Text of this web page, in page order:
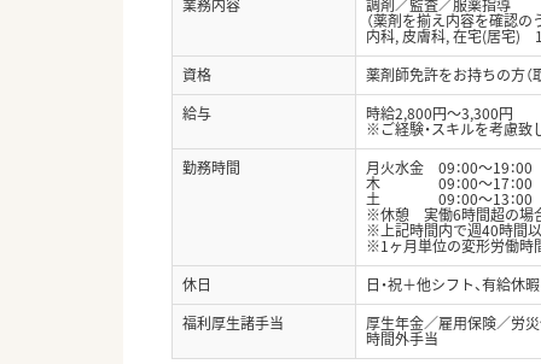
業務内容
調剤／監査／服薬指導
（薬剤を揃え内容を確認
内科, 皮膚科, 在宅(居宅)
資格
薬剤師免許をお持ちの方（
給与
時給2,800円～3,300円
※ご経験・スキルを考慮致
勤務時間
月火水金 09：00～19：00
木 09：00～17：00
土 09：00～13：00
※休憩 実働6時間超の場
※上記時間内で週40時間
※1ヶ月単位の変形労働時
休日
日・祝＋他シフト、有給休暇
福利厚生諸手当
厚生年金／雇用保険／労
時間外手当